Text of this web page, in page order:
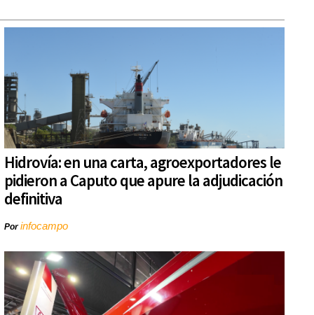
Hidrovía: en una carta, agroexportadores le
pidieron a Caputo que apure la adjudicación
definitiva
Porinfocampo